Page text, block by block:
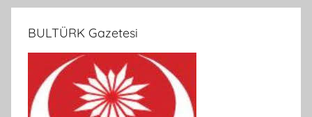
BULTÜRK Gazetesi